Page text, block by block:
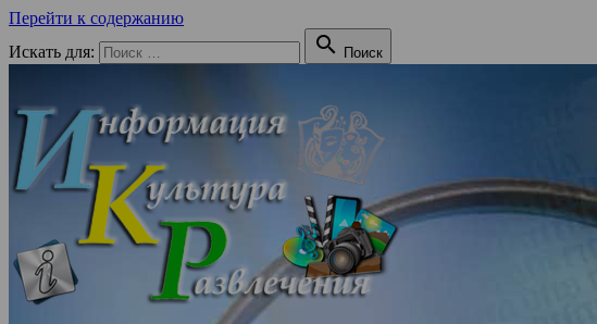
Перейти к содержанию
Искать для:
 Поиск